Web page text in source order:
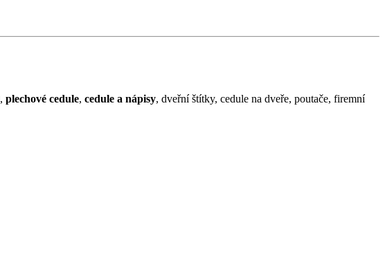
, plechové cedule, cedule a nápisy, dveřní štítky, cedule na dveře, poutače, firemní